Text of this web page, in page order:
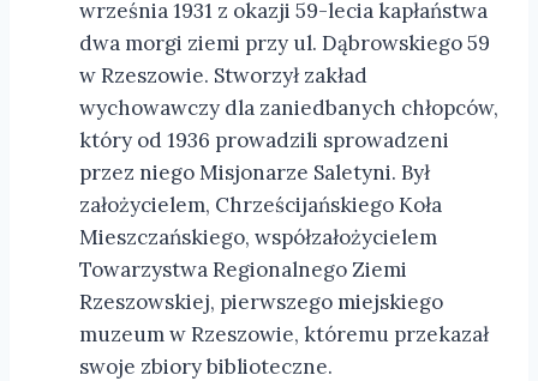
września 1931 z okazji 59-lecia kapłaństwa
dwa morgi ziemi przy ul. Dąbrowskiego 59
w Rzeszowie. Stworzył zakład
wychowawczy dla zaniedbanych chłopców,
który od 1936 prowadzili sprowadzeni
przez niego Misjonarze Saletyni. Był
założycielem, Chrześcijańskiego Koła
Mieszczańskiego, współzałożycielem
Towarzystwa Regionalnego Ziemi
Rzeszowskiej, pierwszego miejskiego
muzeum w Rzeszowie, któremu przekazał
swoje zbiory biblioteczne.